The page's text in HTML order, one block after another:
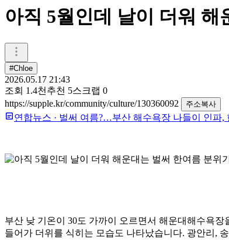
아직 5월인데 날이 더워
#Chloe
2026.05.17 21:43
조회 1.4천 추천 5스크랩 0
https://supple.kr/community/culture/130360092
주소복사
연합뉴스 · 벌써 여름?…부산 해수욕장 나들이 인파,
부산 낮 기온이 30도 가까이 오르면서 해운대해수욕
들어가 더위를 식히는 모습도 나타났습니다. 광안리,